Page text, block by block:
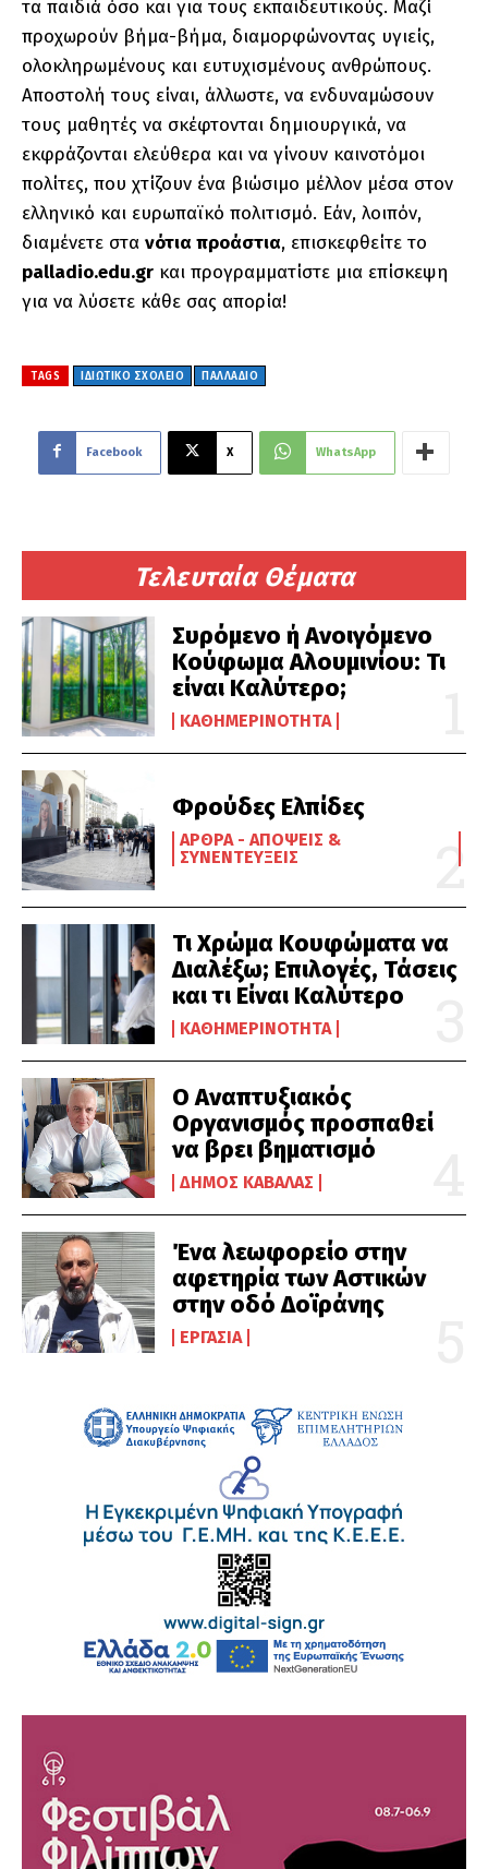
Τελευταία Θέματα
Συρόμενο ή Ανοιγόμενο
Κούφωμα Αλουμινίου: Τι
είναι Καλύτερο;
ΚΑΘΗΜΕΡΙΝΌΤΗΤΑ
Φρούδες Ελπίδες
ΆΡΘΡΑ - ΑΠΌΨΕΙΣ &
ΣΥΝΕΝΤΕΎΞΕΙΣ
Τι Χρώμα Κουφώματα να
Διαλέξω; Επιλογές, Τάσεις
και τι Είναι Καλύτερο
ΚΑΘΗΜΕΡΙΝΌΤΗΤΑ
Ο Αναπτυξιακός
Οργανισμός προσπαθεί
να βρει βηματισμό
ΔΉΜΟΣ ΚΑΒΆΛΑΣ
Ένα λεωφορείο στην
αφετηρία των Αστικών
στην οδό Δοϊράνης
ΕΡΓΑΣΊΑ
τα παιδιά όσο και για τους εκπαιδευτικούς. Μαζί
προχωρούν βήμα-βήμα, διαμορφώνοντας υγιείς,
ολοκληρωμένους και ευτυχισμένους ανθρώπους.
Αποστολή τους είναι, άλλωστε, να ενδυναμώσουν
τους μαθητές να σκέφτονται δημιουργικά, να
εκφράζονται ελεύθερα και να γίνουν καινοτόμοι
πολίτες, που χτίζουν ένα βιώσιμο μέλλον μέσα στον
ελληνικό και ευρωπαϊκό πολιτισμό. Εάν, λοιπόν,
διαμένετε στα νότια προάστια, επισκεφθείτε το
palladio.edu.gr και προγραμματίστε μια επίσκεψη
για να λύσετε κάθε σας απορία!
TAGS ΙΔΙΩΤΙΚΟ ΣΧΟΛΕΙΟ ΠΑΛΛΑΔΙΟ
Facebook X WhatsApp